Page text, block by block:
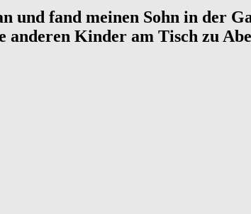
und fand meinen Sohn in der
Kinder am Tisch zu